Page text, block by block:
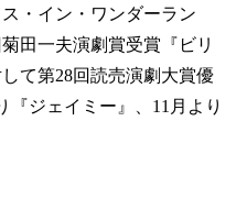
・イン・ワンダーラン
田一夫演劇賞受賞『ビリ
て第28回読売演劇大賞優
『ジェイミー』、11月より